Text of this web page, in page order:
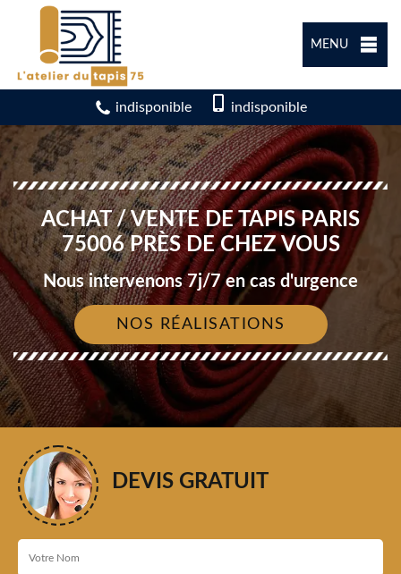
MENU
indisponible indisponible
ACHAT / VENTE DE TAPIS PARIS
75006 PRÈS DE CHEZ VOUS
Nous intervenons 7j/7 en cas d'urgence
NOS RÉALISATIONS
DEVIS GRATUIT